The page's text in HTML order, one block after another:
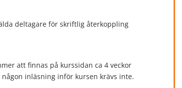
deltagare för skriftlig återkoppling
att finnas på kurssidan ca 4 veckor
inläsning inför kursen krävs inte.